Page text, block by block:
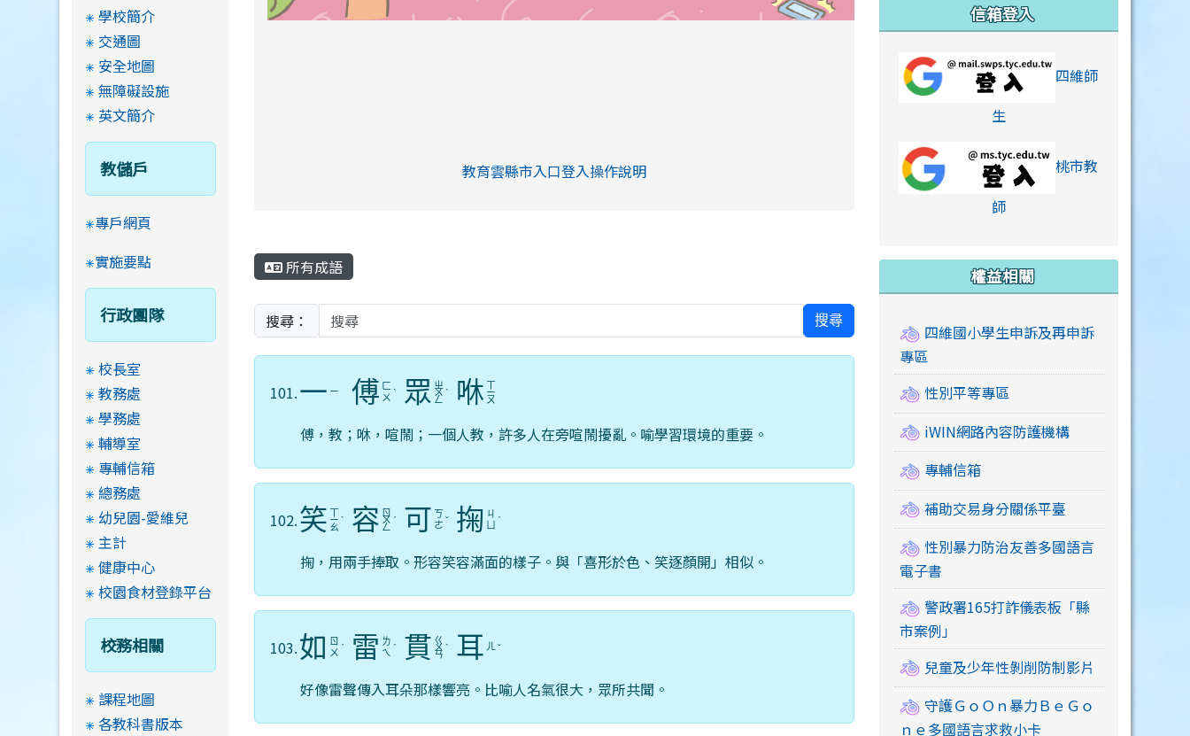
link to https://eliteracy.edu.tw/Shorts/xiaohongshu.html
link to https://eliteracy.edu.tw/Shorts/xiaohongshu.html
教育雲縣市入口登入操作說明
link to https://eliteracy.edu.tw/Shorts/xiaohongshu.html
所有成語
搜尋： 搜尋
101.一 ㄧ 傅 ㄈ
ㄨ ˋ 眾 ㄓ
ㄨ
ㄥ
ˋ 咻 ㄒ
ㄧ
ㄡ
傅，教；咻，喧鬧；一個人教，許多人在旁喧鬧擾亂。喻學習環境的重要。
102.笑 ㄒ
ㄧ
ㄠ
ˋ 容 ㄖ
ㄨ
ㄥ
ˊ 可 ㄎ
ㄜ ˇ 掬 ㄐ
ˊ
掬，用兩手捧取。形容笑容滿面的樣子。與「喜形於色、笑逐顏開」相似。
103.如 ㄖ
ㄨ ˊ 雷 ㄌ
ㄟ ˊ 貫 ㄍ
ㄨ
ㄢ
ˋ 耳 ㄦ ˇ
好像雷聲傳入耳朵那樣響亮。比喻人名氣很大，眾所共聞。
學校簡介
交通圖
安全地圖
無障礙設施
英文簡介
教儲戶
專戶網頁
實施要點
行政團隊
校長室
教務處
學務處
輔導室
專輔信箱
總務處
幼兒園-愛維兒
主計
健康中心
校園食材登錄平台
校務相關
課程地圖
各教科書版本
信箱登入
四維師
生link to https://
桃市教
師link to https://
權益相關
四維國小學生申訴及再申訴
專區
性別平等專區
iWIN網路內容防護機構
專輔信箱
補助交易身分關係平臺
性別暴力防治友善多國語言
電子書
警政署165打詐儀表板「縣
市案例」
兒童及少年性剝削防制影片
守護ＧｏＯｎ暴力ＢｅＧｏ
ｎｅ多國語言求救小卡